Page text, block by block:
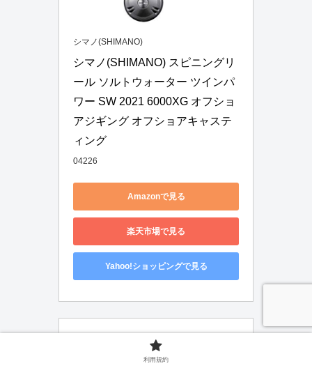
シマノ(SHIMANO)
シマノ(SHIMANO) スピニングリ
ール ソルトウォーター ツインパ
ワー SW 2021 6000XG オフショ
アジギング オフショアキャステ
ィング
04226
Amazonで見る
楽天市場で見る
Yahoo!ショッピングで見る
利用規約